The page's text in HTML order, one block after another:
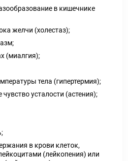
в кишечнике
желчи (холестаз);
(миалгия);
тела (гипертермия);
усталости (астения);
в крови клеток,
(лейкопения) или